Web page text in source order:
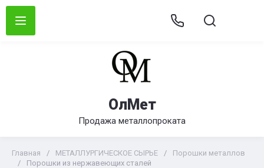
ОлМет
Продажа металлопроката
Главная / МЕТАЛЛУРГИЧЕСКОЕ СЫРЬЕ /
Порошки металлов
/
Порошки из нержавеющих сталей